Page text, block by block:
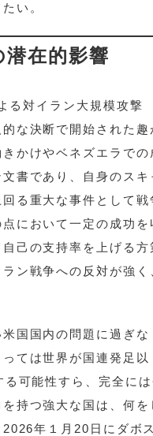
い。
在的影響
る対イラン大規模攻撃
な決断で開始された趣
かけやベネズエラでの
書であり、自身のスキ
る重大な事件として戦
において一定の成功を
己の支持率を上げる方
ン戦争への反対が強く
国国内の問題に過ぎな
ては世界が国連発足以
可能性すら、完全には
持つ強大な国は、何を
年１月20日にダボ